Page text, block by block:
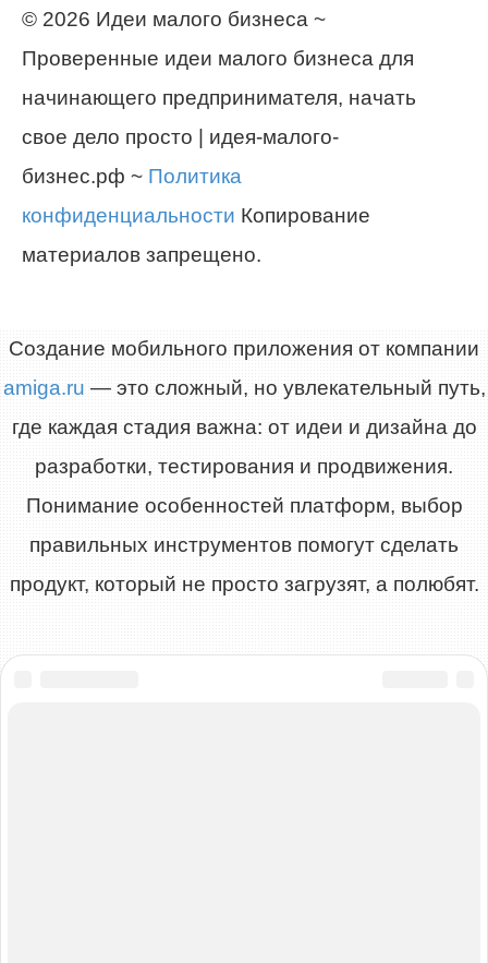
© 2026 Идеи малого бизнеса ~
Проверенные идеи малого бизнеса для
начинающего предпринимателя, начать
свое дело просто | идея-малого-
бизнес.рф ~ Политика
конфиденциальности Копирование
материалов запрещено.
Создание мобильного приложения от компании
amiga.ru — это сложный, но увлекательный путь,
где каждая стадия важна: от идеи и дизайна до
разработки, тестирования и продвижения.
Понимание особенностей платформ, выбор
правильных инструментов помогут сделать
продукт, который не просто загрузят, а полюбят.